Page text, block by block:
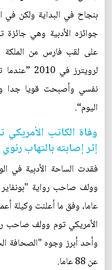
بنجاح في البداية ولكن في
جوائزه الأدبية وهي جائزة
لرويترز
نفسي وأصبحت قويا جدا
اليوم“.
إثر إصابته بالتهاب رئوي
فقدت الساحة الأدبية في
عاما، وفق ما أعلنت وكيلة
الأمريكي توم وولف صاحب
وأحد أبرز وجوه "الصحافة
عن 88 عاما.